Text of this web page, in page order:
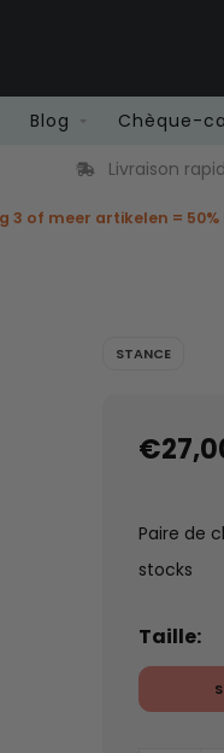
Blog Chèque-
Livraison
3 of meer artikelen =
STANCE
Paire de
stocks
Taille:
S